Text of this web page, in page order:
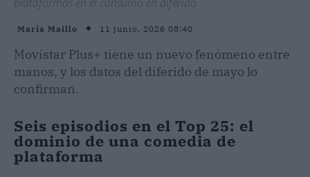
María Maillo 11 junio, 2026 08:40
Movistar Plus+ tiene un nuevo fenómeno entre
manos, y los datos del diferido de mayo lo
confirman.
Seis episodios en el Top 25: el
dominio de una comedia de
plataforma